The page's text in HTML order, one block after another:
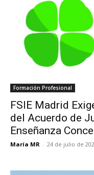
Formación Profesional
FSIE Madrid
del Acuerdo de
Enseñanza
María MR - 24 de julio de